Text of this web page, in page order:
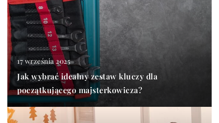
17 września 2025
Jak wybrać idealny zestaw kluczy dla
początkującego majsterkowicza?